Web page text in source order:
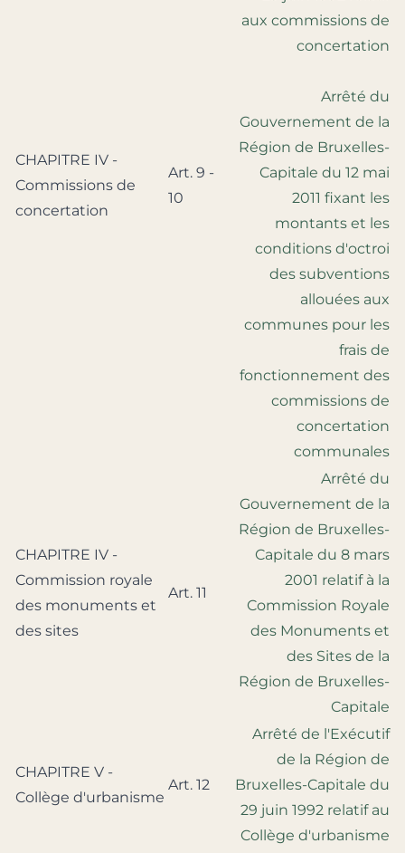
CHAPITRE IV -
Commissions de
concertation
Art. 9 -
10
aux commissions de
concertation
Arrêté du
Gouvernement de la
Région de Bruxelles-
Capitale du 12 mai
2011 fixant les
montants et les
conditions d'octroi
des subventions
allouées aux
communes pour les
frais de
fonctionnement des
commissions de
concertation
communales
CHAPITRE IV -
Commission royale
des monuments et
des sites
Art. 11
Arrêté du
Gouvernement de la
Région de Bruxelles-
Capitale du 8 mars
2001 relatif à la
Commission Royale
des Monuments et
des Sites de la
Région de Bruxelles-
Capitale
CHAPITRE V -
Collège d'urbanisme
Art. 12
Arrêté de l'Exécutif
de la Région de
Bruxelles-Capitale du
29 juin 1992 relatif au
Collège d'urbanisme